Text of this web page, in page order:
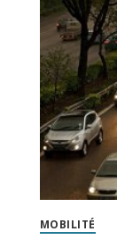
MOBILITÉ